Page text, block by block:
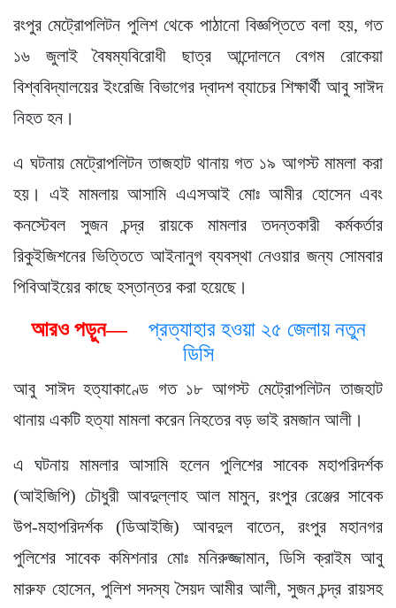
রংপুর মেট্রোপলিটন পুলিশ থেকে পাঠানো বিজ্ঞপ্তিতে বলা হয়, গত
১৬ জুলাই বৈষম্যবিরোধী ছাত্র আন্দোলনে বেগম রোকেয়া
বিশ্ববিদ্যালয়ের ইংরেজি বিভাগের দ্বাদশ ব্যাচের শিক্ষার্থী আবু সাঈদ
নিহত হন।
এ ঘটনায় মেট্রোপলিটন তাজহাট থানায় গত ১৯ আগস্ট মামলা করা
হয়। এই মামলায় আসামি এএসআই মোঃ আমীর হোসেন এবং
কনস্টেবল সুজন চন্দ্র রায়কে মামলার তদন্তকারী কর্মকর্তার
রিকুইজিশনের ভিত্তিতে আইনানুগ ব্যবস্থা নেওয়ার জন্য সোমবার
পিবিআইয়ের কাছে হস্তান্তর করা হয়েছে।
আরও পড়ুন— প্রত্যাহার হওয়া ২৫ জেলায় নতুন
ডিসি
আবু সাঈদ হত্যাকাণ্ডে গত ১৮ আগস্ট মেট্রোপলিটন তাজহাট
থানায় একটি হত্যা মামলা করেন নিহতের বড় ভাই রমজান আলী।
এ ঘটনায় মামলার আসামি হলেন পুলিশের সাবেক মহাপরিদর্শক
(আইজিপি) চৌধুরী আবদুল্লাহ আল মামুন, রংপুর রেঞ্জের সাবেক
উপ-মহাপরিদর্শক (ডিআইজি) আবদুল বাতেন, রংপুর মহানগর
পুলিশের সাবেক কমিশনার মোঃ মনিরুজ্জামান, ডিসি ক্রাইম আবু
মারুফ হোসেন, পুলিশ সদস্য সৈয়দ আমীর আলী, সুজন চন্দ্র রায়সহ